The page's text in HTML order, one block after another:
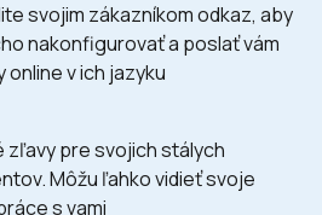
svojim zákazníkom odkaz, aby
nakonfigurovať a poslať vám
v ich jazyku
pre svojich stálych
Môžu ľahko vidieť svoje
s vami